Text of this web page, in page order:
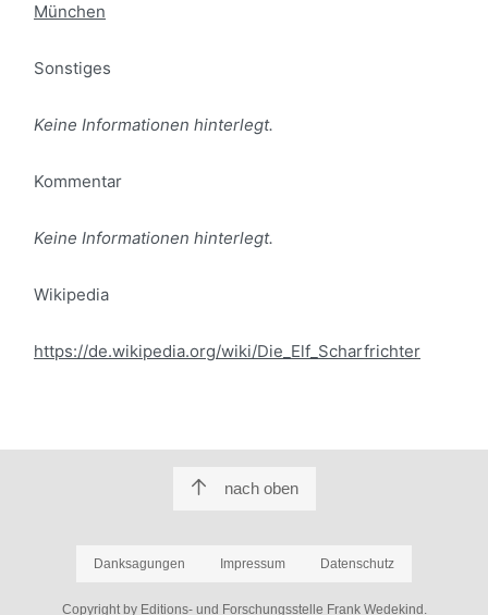
München
Sonstiges
Keine Informationen hinterlegt.
Kommentar
Keine Informationen hinterlegt.
Wikipedia
https://de.wikipedia.org/wiki/Die_Elf_Scharfrichter
nach oben
Danksagungen Impressum Datenschutz
Copyright by Editions- und Forschungsstelle Frank Wedekind.